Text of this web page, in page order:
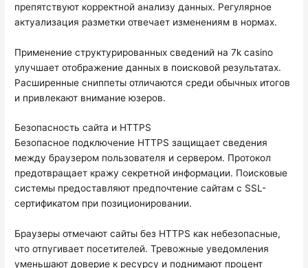
препятствуют корректной анализу данных. Регулярное
актуализация разметки отвечает изменениям в нормах.
Применение структурированных сведений на 7k casino
улучшает отображение данных в поисковой результатах.
Расширенные сниппеты отличаются среди обычных итогов
и привлекают внимание юзеров.
Безопасность сайта и HTTPS
Безопасное подключение HTTPS защищает сведения
между браузером пользователя и сервером. Протокол
предотвращает кражу секретной информации. Поисковые
системы предоставляют предпочтение сайтам с SSL-
сертификатом при позиционировании.
Браузеры отмечают сайты без HTTPS как небезопасные,
что отпугивает посетителей. Тревожные уведомления
уменьшают доверие к ресурсу и поднимают процент